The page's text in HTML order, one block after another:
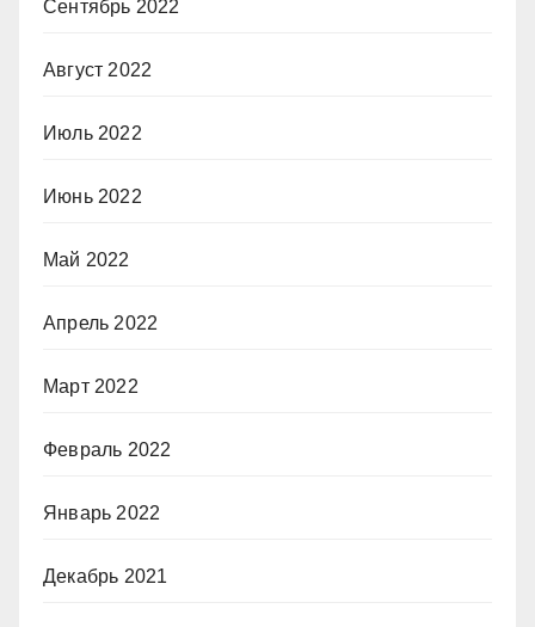
Сентябрь 2022
Август 2022
Июль 2022
Июнь 2022
Май 2022
Апрель 2022
Март 2022
Февраль 2022
Январь 2022
Декабрь 2021